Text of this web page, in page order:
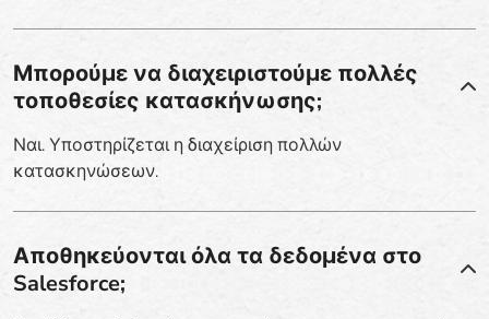
Μπορούμε να διαχειριστούμε πολλές
τοποθεσίες κατασκήνωσης;
Ναι. Υποστηρίζεται η διαχείριση πολλών
κατασκηνώσεων.
Αποθηκεύονται όλα τα δεδομένα στο
Salesforce;